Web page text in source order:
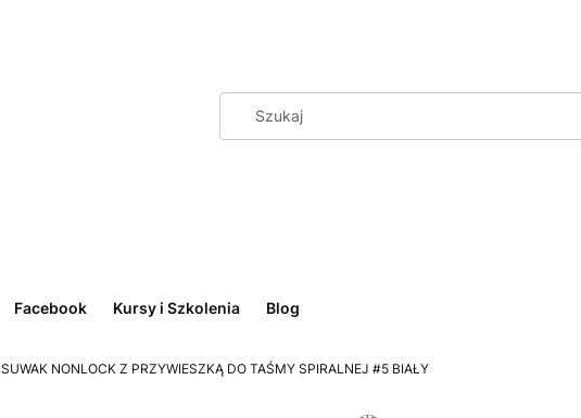
Facebook Kursy i Szkolenia Blog
SUWAK NONLOCK Z PRZYWIESZKĄ DO TAŚMY SPIRALNEJ #5 BIAŁY